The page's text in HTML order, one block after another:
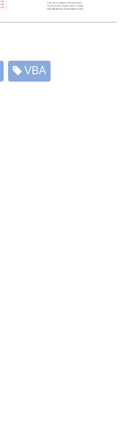
VBA